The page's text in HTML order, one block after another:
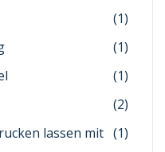
(1)
(1)
(1)
(2)
lassen mit (1)